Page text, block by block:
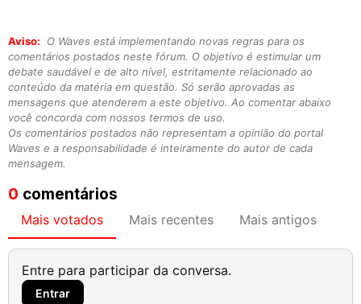
Aviso:
O Waves está implementando novas regras para os
comentários postados neste fórum. O objetivo é estimular um
debate saudável e de alto nível, estritamente relacionado ao
conteúdo da matéria em questão. Só serão aprovadas as
mensagens que atenderem a este objetivo. Ao comentar abaixo
você concorda com nossos termos de uso.
Os comentários postados não representam a opinião do portal
Waves e a responsabilidade é inteiramente do autor de cada
mensagem.
0 comentários
Mais votados Mais recentes Mais antigos
Entre para participar da conversa.
Entrar